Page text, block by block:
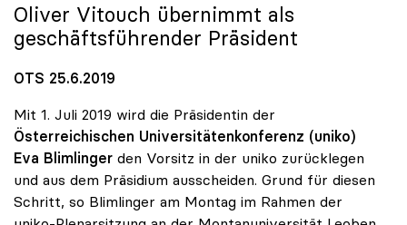
Oliver Vitouch übernimmt als
geschäftsführender Präsident
OTS 25.6.2019
Mit 1. Juli 2019 wird die Präsidentin der
Österreichischen Universitätenkonferenz (uniko)
Eva Blimlinger den Vorsitz in der uniko zurücklegen
und aus dem Präsidium ausscheiden. Grund für diesen
Schritt, so Blimlinger am Montag im Rahmen der